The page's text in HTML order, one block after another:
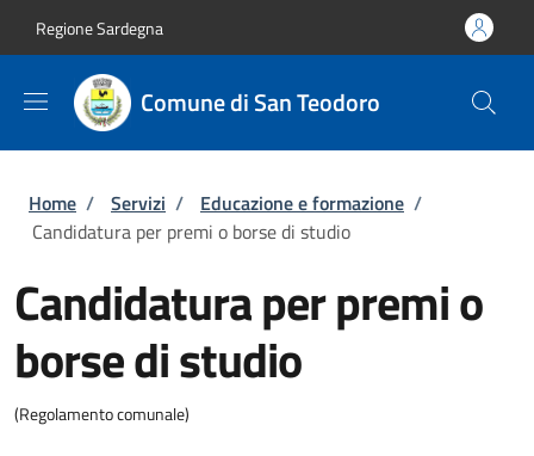
Regione Sardegna
Comune di San Teodoro
Briciole di pane
Home / Servizi / Educazione e formazione /
Candidatura per premi o borse di studio
Candidatura per premi o
borse di studio
(Regolamento comunale)